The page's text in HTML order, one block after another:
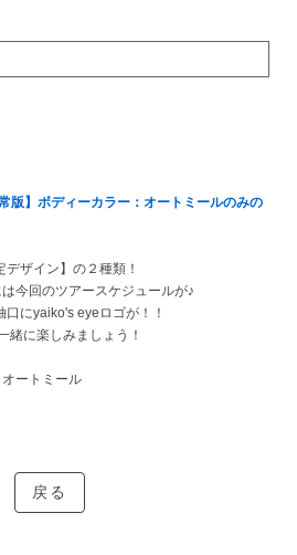
版】ボディーカラー：オートミールのみの
ザイン】の２種類！
今回のツアースケジュールが♪
口にyaiko's eyeロゴが！！
緒に楽しみましょう！
オートミール
戻る